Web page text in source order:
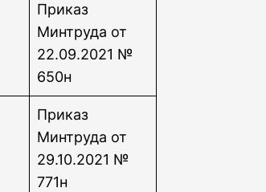
Приказ
Минтруда от
22.09.2021 №
650н
Приказ
Минтруда от
29.10.2021 №
771н